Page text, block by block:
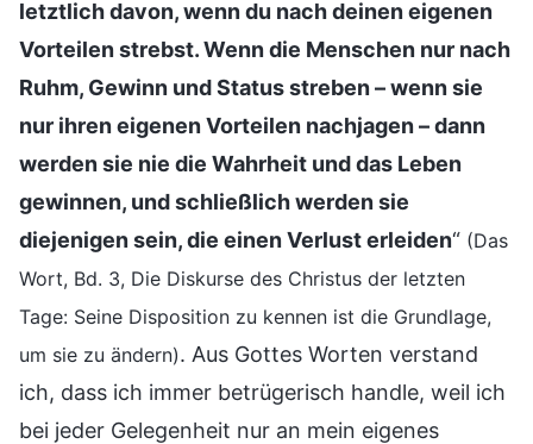
letztlich davon, wenn du nach deinen eigenen
Vorteilen strebst. Wenn die Menschen nur nach
Ruhm, Gewinn und Status streben – wenn sie
nur ihren eigenen Vorteilen nachjagen – dann
werden sie nie die Wahrheit und das Leben
gewinnen, und schließlich werden sie
diejenigen sein, die einen Verlust erleiden“ (Das
Wort, Bd. 3, Die Diskurse des Christus der letzten
Tage: Seine Disposition zu kennen ist die Grundlage,
um sie zu ändern). Aus Gottes Worten verstand
ich, dass ich immer betrügerisch handle, weil ich
bei jeder Gelegenheit nur an mein eigenes